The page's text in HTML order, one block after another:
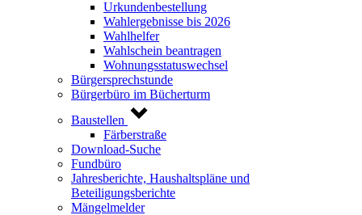
Urkundenbestellung
Wahlergebnisse bis 2026
Wahlhelfer
Wahlschein beantragen
Wohnungsstatuswechsel
Bürgersprechstunde
Bürgerbüro im Bücherturm
Baustellen
Färberstraße
Download-Suche
Fundbüro
Jahresberichte, Haushaltspläne und
Beteiligungsberichte
Mängelmelder